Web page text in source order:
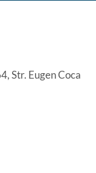
Str. Eugen Coca